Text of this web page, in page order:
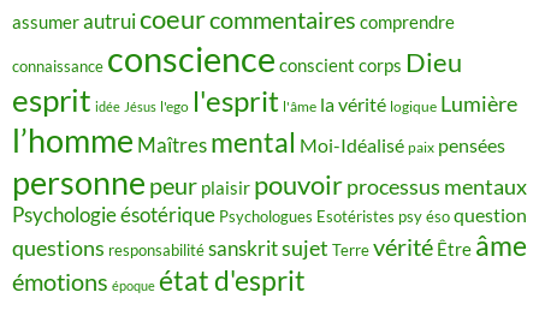
assumerautruicoeurcommentaires comprendre
connaissance conscience conscient corps Dieu
esprit idée Jésus l'ego l'esprit l'âme la vérité logique Lumière
l’homme Maîtres mental Moi-Idéalisé paix pensées
personne peur plaisir pouvoirprocessus mentaux
Psychologie ésotérique Psychologues Esotéristes psy ésoquestion
questions responsabilitésanskritsujet Terrevérité Être âme
émotions époque état d'esprit